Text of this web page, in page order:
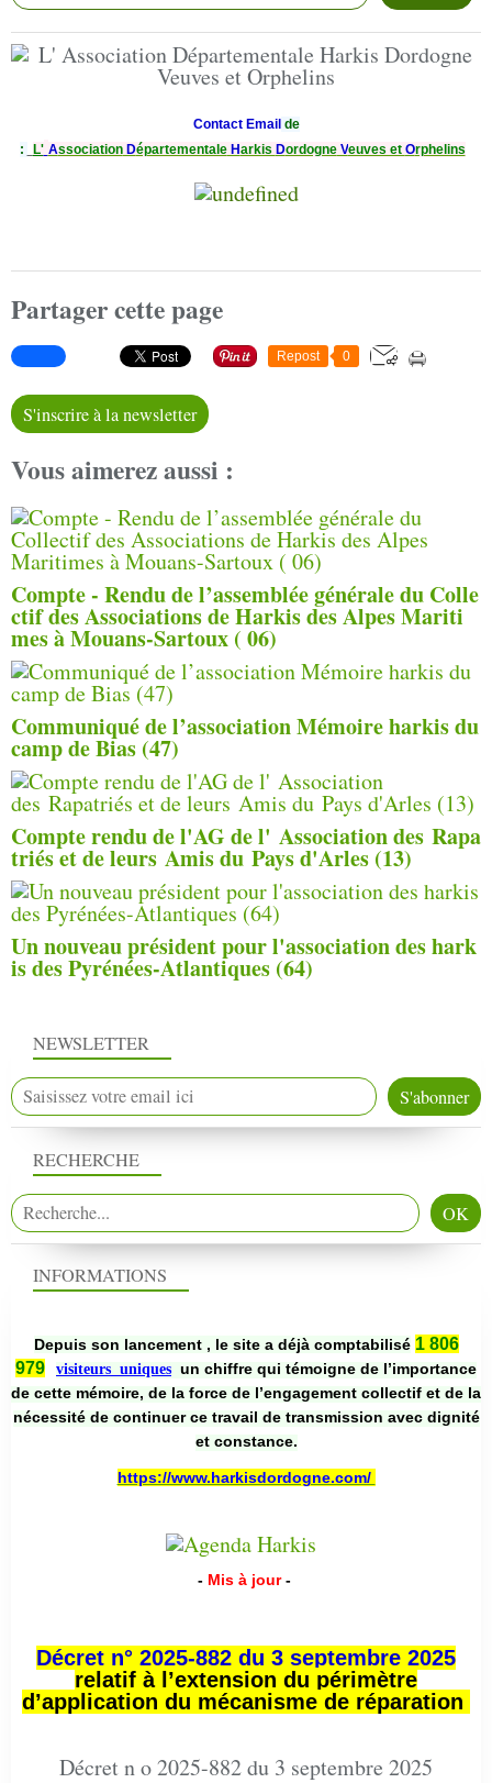
Contact Email de
:
L' AssociationDépartementaleHarkis DordogneVeuves et Orphelins
Partager cette page
Repost 0
S'inscrire à la newsletter
Vous aimerez aussi :
Compte - Rendu de l’assemblée générale du Colle
ctif des Associations de Harkis des Alpes Mariti
mes à Mouans-Sartoux ( 06)
Communiqué de l’association Mémoire harkis du
camp de Bias (47)
Compte rendu de l'AG de l' Association des Rapa
triés et de leurs Amis du Pays d'Arles (13)
Un nouveau président pour l'association des hark
is des Pyrénées-Atlantiques (64)
NEWSLETTER
RECHERCHE
INFORMATIONS
Depuis son lancement , le site a déjà comptabilisé 1 806
979
visiteurs uniques un chiffre qui témoigne de l’importance
de cette mémoire, de la force de l’engagement collectif et de la
nécessité de continuer ce travail de transmission avec dignité
et constance.
https://www.harkisdordogne.com/
- Mis à jour -
Décret n° 2025-882 du 3 septembre 2025
relatif à l’extension du périmètre
d’application du mécanisme de réparation
Décret n o 2025-882 du 3 septembre 2025